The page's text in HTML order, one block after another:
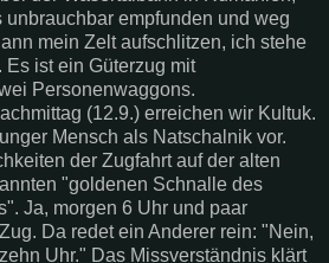
unbrauchbar empfunden und weg
mein Zelt aufschlitzen, ich stehe
ist ein Güterzug mit
Personenwaggons.
(12.9.) erreichen wir Kultuk.
Mensch als Natschalnik vor.
der Zugfahrt auf der alten
"goldenen Schnalle des
Ja, morgen 6 Uhr und paar
Da redet ein Anderer rein: "Nein,
Uhr." Das Missverständnis klärt